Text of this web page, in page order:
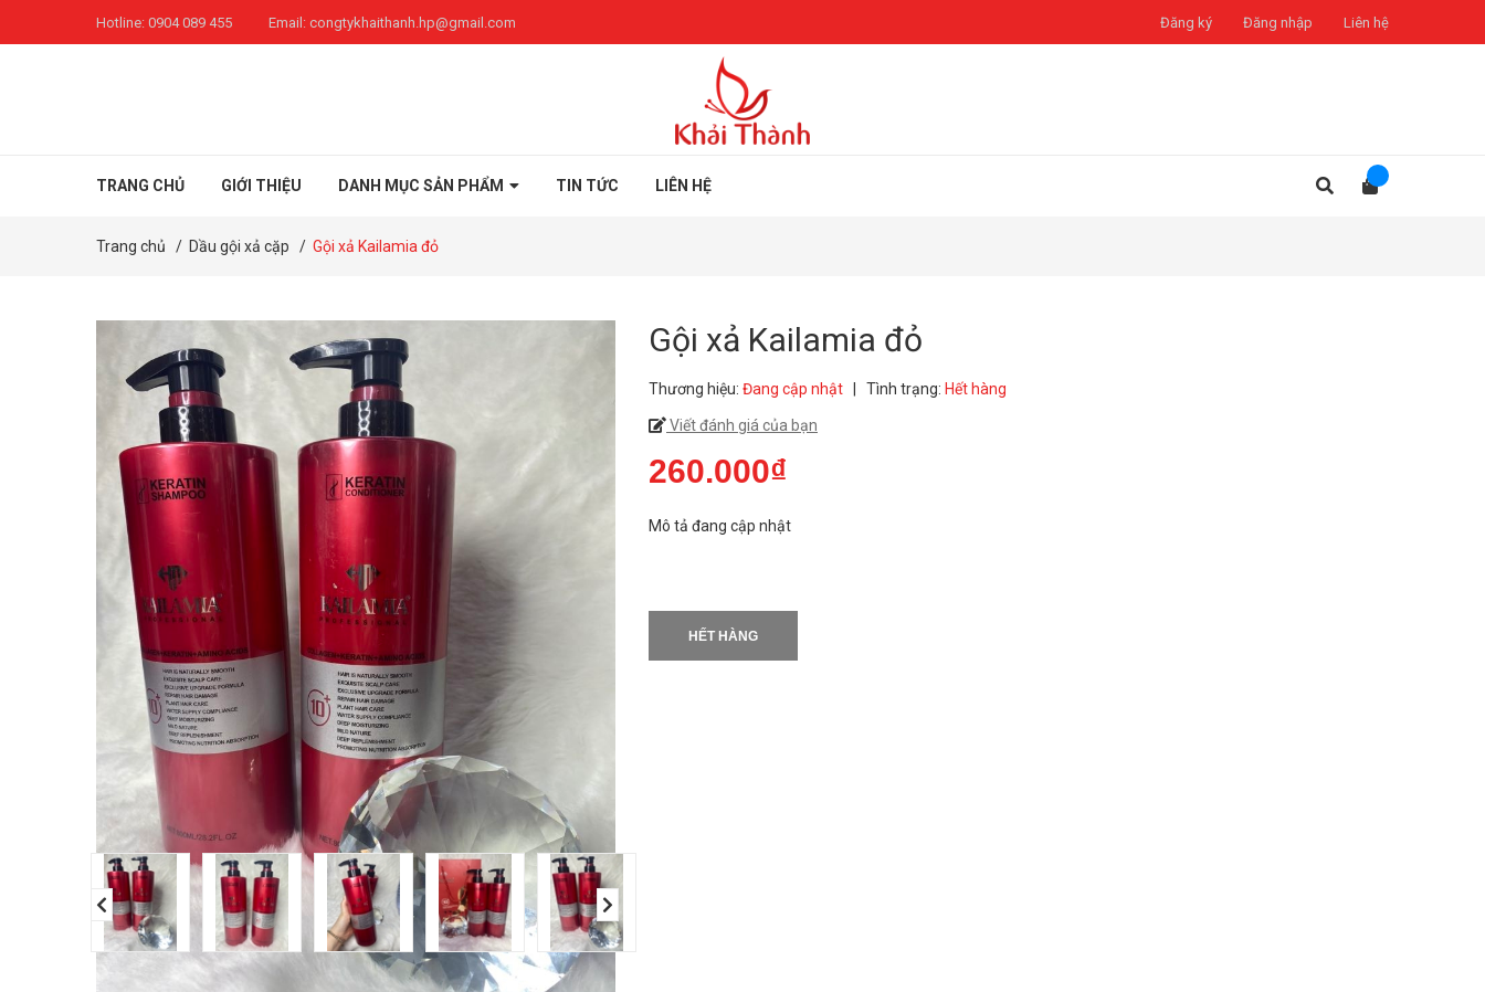
Hotline: 0904 089 455 Email: congtykhaithanh.hp@gmail.com Đăng ký Đăng nhập Liên hệ
TRANG CHỦ GIỚI THIỆU DANH MỤC SẢN PHẨM TIN TỨC LIÊN HỆ
Trang chủ / Dầu gội xả cặp / Gội xả Kailamia đỏ
Gội xả Kailamia đỏ
Thương hiệu: Đang cập nhật Tình trạng: Hết hàng
Viết đánh giá của bạn
260.000₫
Mô tả đang cập nhật
HẾT HÀNG